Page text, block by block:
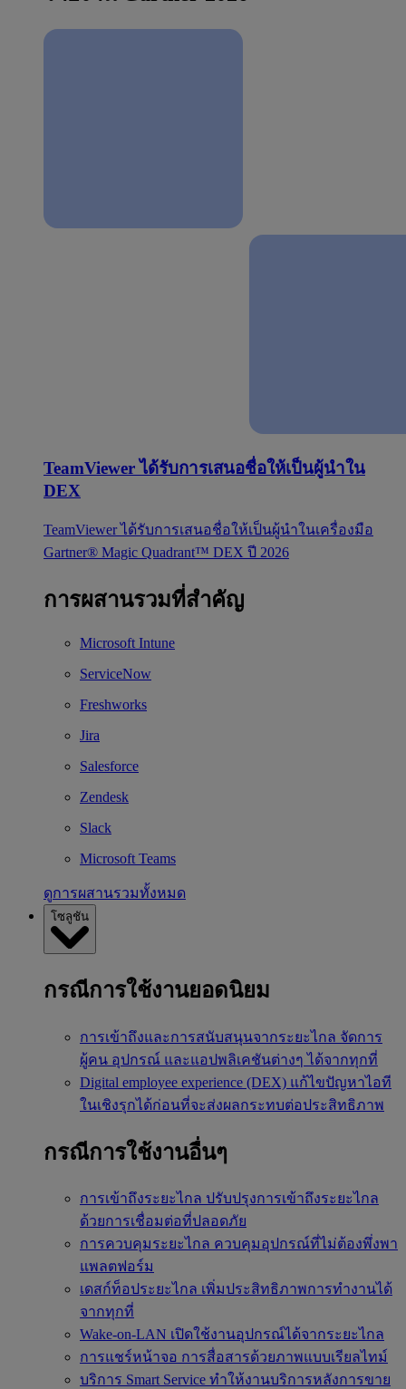
TeamViewer ได้รับการเสนอชื่อให้เป็นผู้นำใน
DEX
TeamViewer ได้รับการเสนอชื่อให้เป็นผู้นำในเครื่องมือ
Gartner® Magic Quadrant™ DEX ปี 2026
การผสานรวมที่สำคัญ
Microsoft Intune
ServiceNow
Freshworks
Jira
Salesforce
Zendesk
Slack
Microsoft Teams
ดูการผสานรวมทั้งหมด
โซลูชัน
กรณีการใช้งานยอดนิยม
การเข้าถึงและการสนับสนุนจากระยะไกล จัดการ
ผู้คน อุปกรณ์ และแอปพลิเคชันต่างๆ ได้จากทุกที่
Digital employee experience (DEX) แก้ไขปัญหาไอที
ในเชิงรุกได้ก่อนที่จะส่งผลกระทบต่อประสิทธิภาพ
กรณีการใช้งานอื่นๆ
การเข้าถึงระยะไกล ปรับปรุงการเข้าถึงระยะไกล
ด้วยการเชื่อมต่อที่ปลอดภัย
การควบคุมระยะไกล ควบคุมอุปกรณ์ที่ไม่ต้องพึ่งพา
แพลตฟอร์ม
เดสก์ท็อประยะไกล เพิ่มประสิทธิภาพการทำงานได้
จากทุกที่
Wake-on-LAN เปิดใช้งานอุปกรณ์ได้จากระยะไกล
การแชร์หน้าจอ การสื่อสารด้วยภาพแบบเรียลไทม์
บริการ Smart Service ทำให้งานบริการหลังการขาย